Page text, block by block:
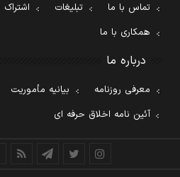
تماس با ما تبلیغات اشتراک
همکاری با ما
درباره ما
معرفی روزنامه
بیانیه مأموریت
آئین نامه اخلاق حرفه ای